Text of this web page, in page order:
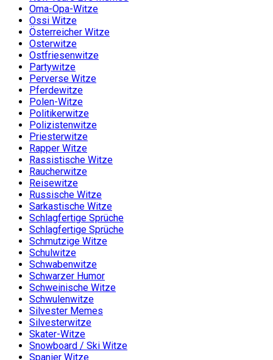
Oma-Opa-Witze
Ossi Witze
Österreicher Witze
Osterwitze
Ostfriesenwitze
Partywitze
Perverse Witze
Pferdewitze
Polen-Witze
Politikerwitze
Polizistenwitze
Priesterwitze
Rapper Witze
Rassistische Witze
Raucherwitze
Reisewitze
Russische Witze
Sarkastische Witze
Schlagfertige Sprüche
Schlagfertige Sprüche
Schmutzige Witze
Schulwitze
Schwabenwitze
Schwarzer Humor
Schweinische Witze
Schwulenwitze
Silvester Memes
Silvesterwitze
Skater-Witze
Snowboard / Ski Witze
Spanier Witze